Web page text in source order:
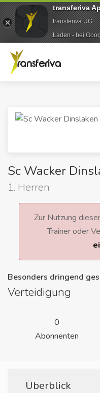
Sc Wacker
1. Herren
Zur Nutzung
Trainer oder
Besonders dringend
Verteidigung
0
Abonnenten
Überblick
transferiva
transferiva UG
Laden - bei